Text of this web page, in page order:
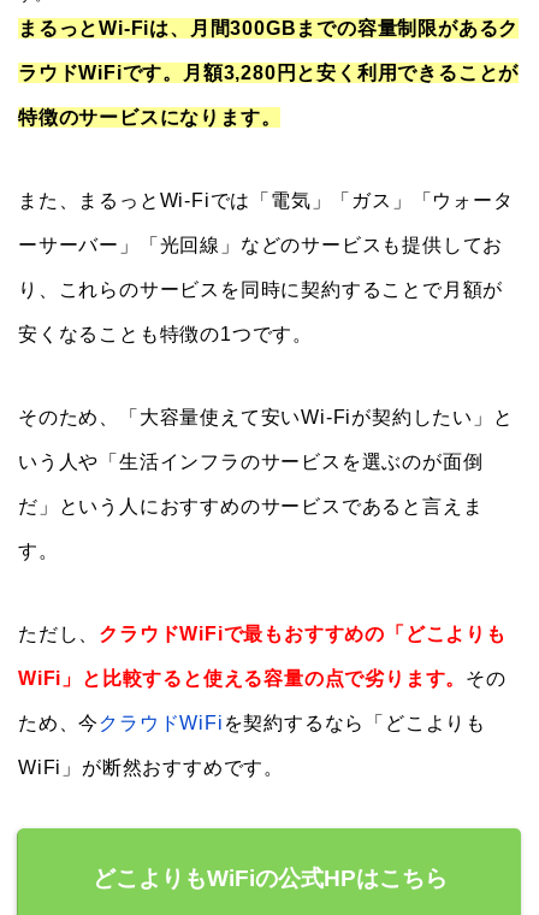
まるっとWi-Fiは、月間300GBまでの容量制限があるク
ラウドWiFiです。月額3,280円と安く利用できることが
特徴のサービスになります。
また、まるっとWi-Fiでは「電気」「ガス」「ウォータ
ーサーバー」「光回線」などのサービスも提供してお
り、これらのサービスを同時に契約することで月額が
安くなることも特徴の1つです。
そのため、「大容量使えて安いWi-Fiが契約したい」と
いう人や「生活インフラのサービスを選ぶのが面倒
だ」という人におすすめのサービスであると言えま
す。
ただし、 クラウドWiFiで最もおすすめの「どこよりも
WiFi」と比較すると使える容量の点で劣ります。 その
ため、今 クラウドWiFi を契約するなら「どこよりも
WiFi」が断然おすすめです。
どこよりもWiFiの公式HPはこちら